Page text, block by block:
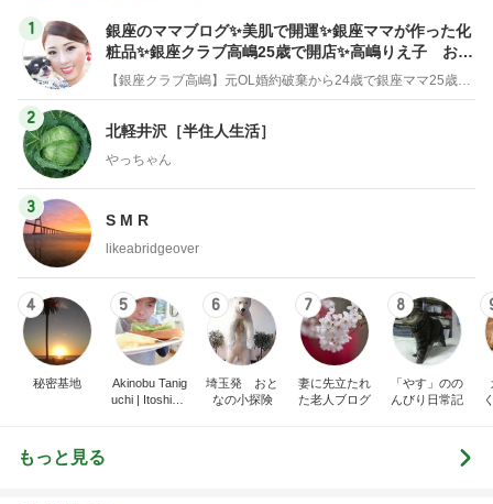
1
銀座のママブログ✨美肌で開運✨銀座ママが作った化
粧品✨銀座クラブ高嶋25歳で開店✨高嶋りえ子 お着
物でエルメス バーキン コーデ
【銀座クラブ高嶋】元OL婚約破棄から24歳で銀座ママ25歳でオーナーママ銀座 美肌で開運♡パワースポット巡り高嶋りえ子ブログ
2
北軽井沢［半住人生活］
やっちゃん
3
S M R
likeabridgeover
4
秘密基地
5
Akinobu Tanig
uchi | Itoshima
6
埼玉発 おと
なの小探険
7
妻に先立たれ
た老人ブログ
8
「やす」のの
んびり日常記
もっと見る